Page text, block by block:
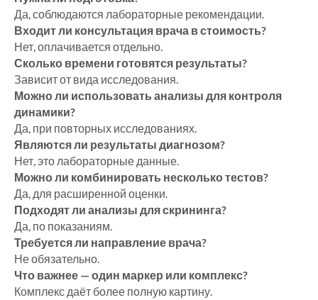
Да, соблюдаются лабораторные рекомендации.
Входит ли консультация врача в стоимость?
Нет, оплачивается отдельно.
Сколько времени готовятся результаты?
Зависит от вида исследования.
Можно ли использовать анализы для контроля
динамики?
Да, при повторных исследованиях.
Являются ли результаты диагнозом?
Нет, это лабораторные данные.
Можно ли комбинировать несколько тестов?
Да, для расширенной оценки.
Подходят ли анализы для скрининга?
Да, по показаниям.
Требуется ли направление врача?
Не обязательно.
Что важнее — один маркер или комплекс?
Комплекс даёт более полную картину.